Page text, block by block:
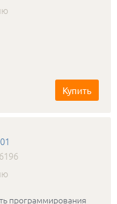
Купить
программирования